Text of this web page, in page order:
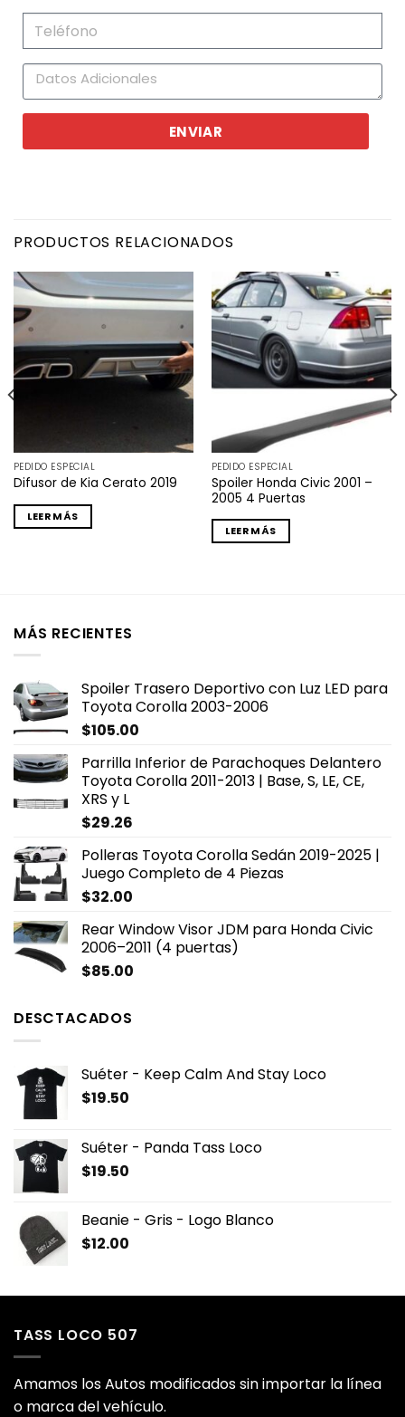
ENVIAR
PRODUCTOS RELACIONADOS
PEDIDO ESPECIAL
Difusor de Kia Cerato 2019
LEER MÁS
PEDIDO ESPECIAL
Spoiler Honda Civic 2001 –
2005 4 Puertas
LEER MÁS
MÁS RECIENTES
Spoiler Trasero Deportivo con Luz LED para
Toyota Corolla 2003-2006
$105.00
Parrilla Inferior de Parachoques Delantero
Toyota Corolla 2011-2013 | Base, S, LE, CE,
XRS y L
$29.26
Polleras Toyota Corolla Sedán 2019-2025 |
Juego Completo de 4 Piezas
$32.00
Rear Window Visor JDM para Honda Civic
2006–2011 (4 puertas)
$85.00
DESCTACADOS
Suéter - Keep Calm And Stay Loco
$19.50
Suéter - Panda Tass Loco
$19.50
Beanie - Gris - Logo Blanco
$12.00
TASS LOCO 507
Amamos los Autos modificados sin importar la línea
o marca del vehículo.